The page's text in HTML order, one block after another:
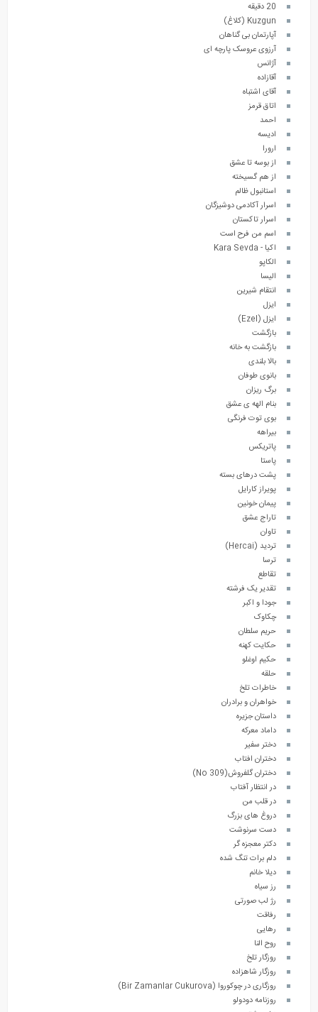
20 دقیقه
Kuzgun (کلاغ)
آپارتمان بی گناهان
آرزوی عروسک پارچه ای
آژانس
آقازاده
آقای اشتباه
اتاق قرمز
احمد
ادیسه
ارورا
از بوسه تا عشق
از هم گسیخته
استانبول ظالم
اسرار آکادمی دوشیزگان
اسرار تاکستان
اسم من فرح است
اکیا - Kara Sevda
الکاپو
الیسا
انتقام شیرین
ایزل
ایزل (Ezel)
بازگشت
بازگشت به خانه
بالا بلندی
بانوی طوفان
برگ ریزان
بنام الهه ی عشق
بوی توت فرنگی
بیراهه
پاتریکس
پاستا
پشت درهای بسته
پویراز کارایل
پیمان خونین
تاراج عشق
تاوان
تردید (Hercai)
ترسا
تقاطع
تقدیر یک فرشته
جودا و اکبر
چکاوک
حریم سلطان
حکایت کهنه
حکیم اوغلو
حلقه
خاطرات تلخ
خواهران و برادران
داستان جزیره
داماد معرکه
دختر سفیر
دختران افتاب
دختران گلفروش(No 309)
در انتظار آفتاب
در قلب من
دروغ های بزرگ
دست سرنوشت
دکتر معجزه گر
دلم برات تنگ شده
دیلا خانم
رز سیاه
رژ لب صورتی
رفاقت
رهایی
روح النا
روزگار تلخ
روزگار شاهزاده
روزگاری در چوکوروا (Bir Zamanlar Cukurova)
روزنامه دودولو